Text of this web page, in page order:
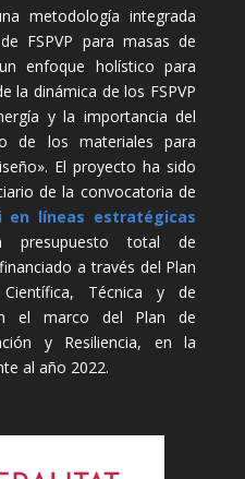
metodología integrada
FSPVP para masas de
enfoque holístico para
la dinámica de los FSPVP
y la importancia del
de los materiales para
El proyecto ha sido
de la convocatoria de
en líneas estratégicas
total de
a través del Plan
Técnica y de
el marco del Plan de
y Resiliencia, en la
al año 2022.